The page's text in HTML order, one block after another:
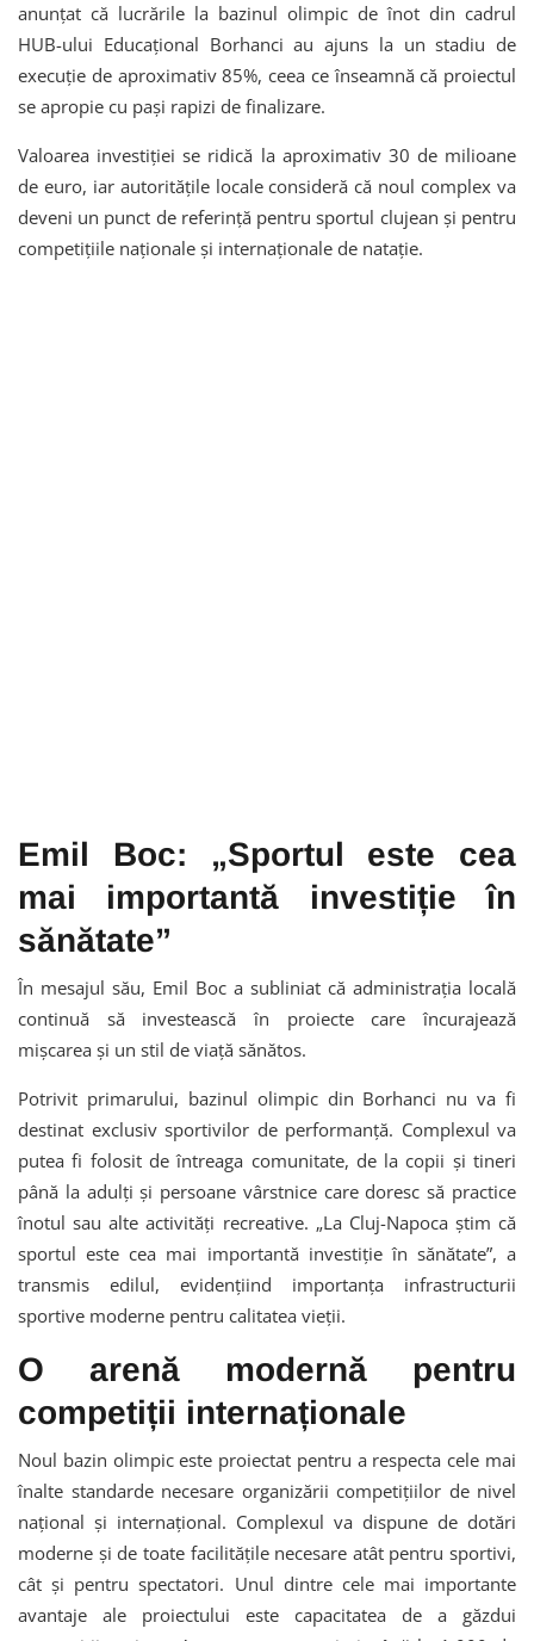
anunțat că lucrările la bazinul olimpic de înot din cadrul
HUB-ului Educațional Borhanci au ajuns la un stadiu de
execuție de aproximativ 85%, ceea ce înseamnă că proiectul
se apropie cu pași rapizi de finalizare.
Valoarea investiției se ridică la aproximativ 30 de milioane
de euro, iar autoritățile locale consideră că noul complex va
deveni un punct de referință pentru sportul clujean și pentru
competițiile naționale și internaționale de natație.
Emil Boc: „Sportul este cea
mai importantă investiție în
sănătate”
În mesajul său, Emil Boc a subliniat că administrația locală
continuă să investească în proiecte care încurajează
mișcarea și un stil de viață sănătos.
Potrivit primarului, bazinul olimpic din Borhanci nu va fi
destinat exclusiv sportivilor de performanță. Complexul va
putea fi folosit de întreaga comunitate, de la copii și tineri
până la adulți și persoane vârstnice care doresc să practice
înotul sau alte activități recreative. „La Cluj-Napoca știm că
sportul este cea mai importantă investiție în sănătate”, a
transmis edilul, evidențiind importanța infrastructurii
sportive moderne pentru calitatea vieții.
O arenă modernă pentru
competiții internaționale
Noul bazin olimpic este proiectat pentru a respecta cele mai
înalte standarde necesare organizării competițiilor de nivel
național și internațional. Complexul va dispune de dotări
moderne și de toate facilitățile necesare atât pentru sportivi,
cât și pentru spectatori. Unul dintre cele mai importante
avantaje ale proiectului este capacitatea de a găzdui